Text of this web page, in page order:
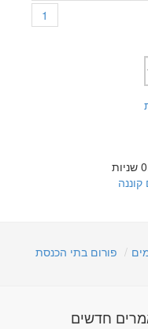
1
קוננה
פורום בתי הכנסת
חדשים